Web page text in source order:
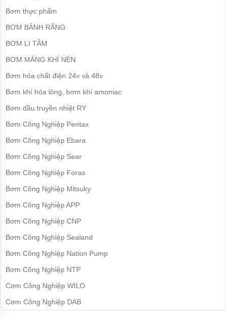
nồi
lò
bơm
nóng
Máy
bể
Máy
đa
cánh
Máy
bù
hỏa-
cháy
hố
bùn
Bơm thực phẩm
BƠM BÁNH RĂNG
BƠM LI TÂM
BƠM MÀNG KHÍ NÉN
Bơm hóa chất điện 24v và 48v
Bơm khí hóa lỏng, bơm khí amoniac
Bơm dầu truyền nhiệt RY
Bơm Công Nghiệp Pentax
Bơm Công Nghiệp Ebara
Bơm Công Nghiệp Sear
Bơm Công Nghiệp Foras
Bơm Công Nghiệp Mitsuky
Bơm Công Nghiệp APP
Bơm Công Nghiệp CNP
Bơm Công Nghiệp Sealand
Bơm Công Nghiệp Nation Pump
Bơm Công Nghiệp NTP
Cơm Công Nghiệp WILO
Cơm Công Nghiệp DAB